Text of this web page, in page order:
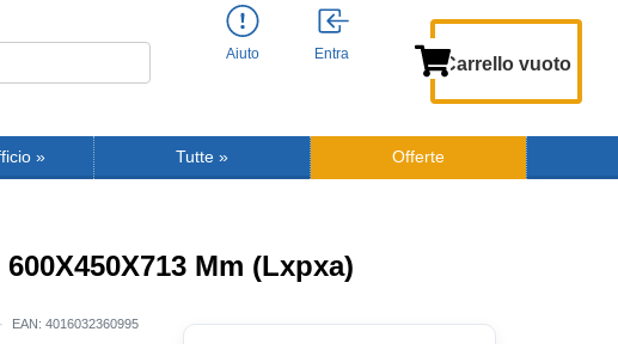
Aiuto Entra Carrello vuoto
» Tutte » Offerte
Mm (Lxpxa)
EAN: 4016032360995